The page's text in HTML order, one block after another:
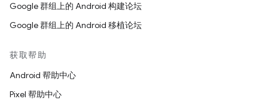
Google 群组上的 Android 构建论坛
Google 群组上的 Android 移植论坛
获取帮助
Android 帮助中心
Pixel 帮助中心